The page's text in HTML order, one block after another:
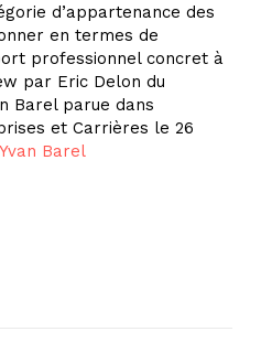
d’appartenance des
en termes de
professionnel concret à
par Eric Delon du
Barel parue dans
et Carrières le 26
Barel